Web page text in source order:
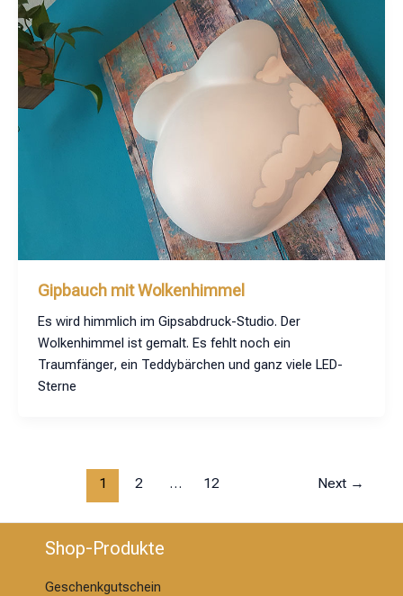
Gipbauch mit Wolkenhimmel
Es wird himmlich im Gipsabdruck-Studio. Der
Wolkenhimmel ist gemalt. Es fehlt noch ein
Traumfänger, ein Teddybärchen und ganz viele LED-
Sterne
1 2 … 12 Next →
Shop-Produkte
Geschenkgutschein